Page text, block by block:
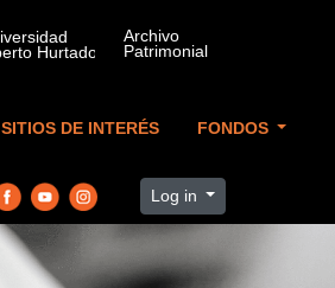
SITIOS DE INTERÉS FONDOS
Log in